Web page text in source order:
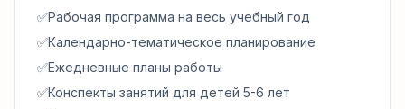
✅Рабочая программа на весь учебный год
✅Календарно-тематическое планирование
✅Ежедневные планы работы
✅Конспекты занятий для детей 5-6 лет